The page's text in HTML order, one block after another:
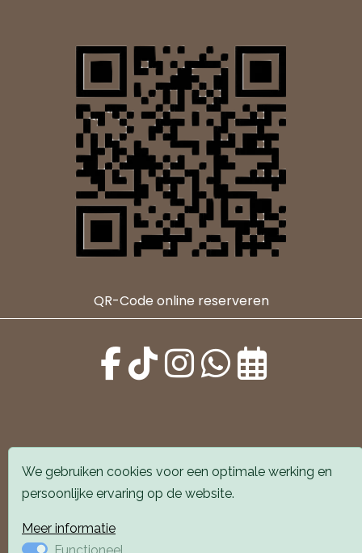
QR-Code online reserveren
Alle locaties zijn goed bereikbaar met auto en
openbaar vervoer. Er is parkeergelegenheid voor de
We gebruiken cookies voor een optimale werking en
persoonlijke ervaring op de website.
Meer informatie